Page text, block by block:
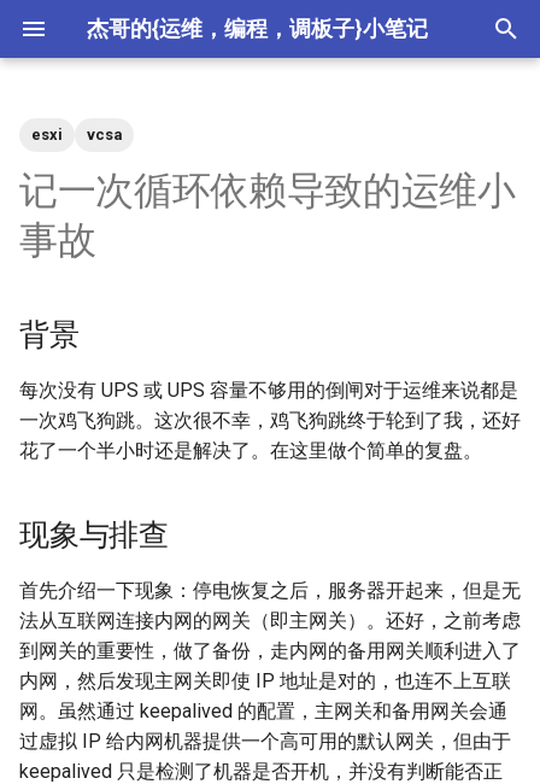
杰哥的{运维，编程，调板子}小笔记
开
始
索
2025
2023
2022
2021
2020
2019
2018
2017
2016
csdn
devops
hardware
meta
misc
networking
os
others
programming
esxi vcsa
记一次循环依赖导致的运维小
事故
背景
每次没有 UPS 或 UPS 容量不够用的倒闸对于运维来说都是
一次鸡飞狗跳。这次很不幸，鸡飞狗跳终于轮到了我，还好
花了一个半小时还是解决了。在这里做个简单的复盘。
现象与排查
首先介绍一下现象：停电恢复之后，服务器开起来，但是无
法从互联网连接内网的网关（即主网关）。还好，之前考虑
到网关的重要性，做了备份，走内网的备用网关顺利进入了
内网，然后发现主网关即使 IP 地址是对的，也连不上互联
网。虽然通过 keepalived 的配置，主网关和备用网关会通
过虚拟 IP 给内网机器提供一个高可用的默认网关，但由于
keepalived 只是检测了机器是否开机，并没有判断能否正